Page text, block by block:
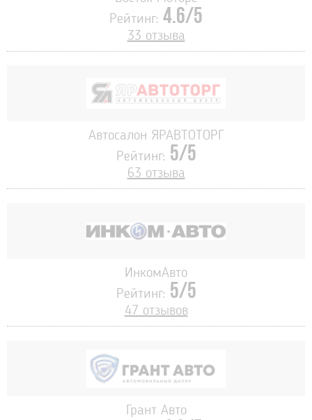
Рейтинг: 4.6/5
33 отзыва
Автосалон ЯРАВТОТОРГ
Рейтинг: 5/5
63 отзыва
ИнкомАвто
Рейтинг: 5/5
47 отзывов
Грант Авто